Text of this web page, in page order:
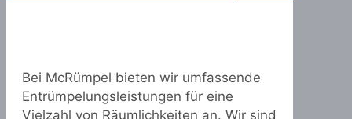
Bei McRümpel bieten wir umfassende
Entrümpelungsleistungen für eine
Vielzahl von Räumlichkeiten an. Wir sind